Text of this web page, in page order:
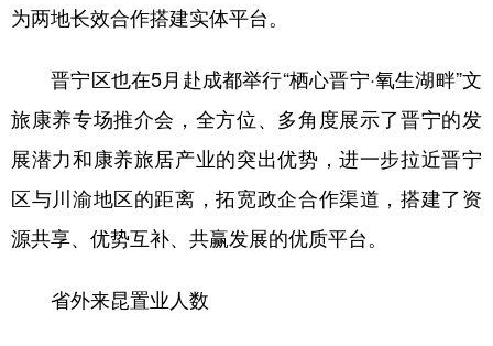
为两地长效合作搭建实体平台。
晋宁区也在5月赴成都举行“栖心晋宁·氧生湖畔”文
旅康养专场推介会，全方位、多角度展示了晋宁的发
展潜力和康养旅居产业的突出优势，进一步拉近晋宁
区与川渝地区的距离，拓宽政企合作渠道，搭建了资
源共享、优势互补、共赢发展的优质平台。
省外来昆置业人数